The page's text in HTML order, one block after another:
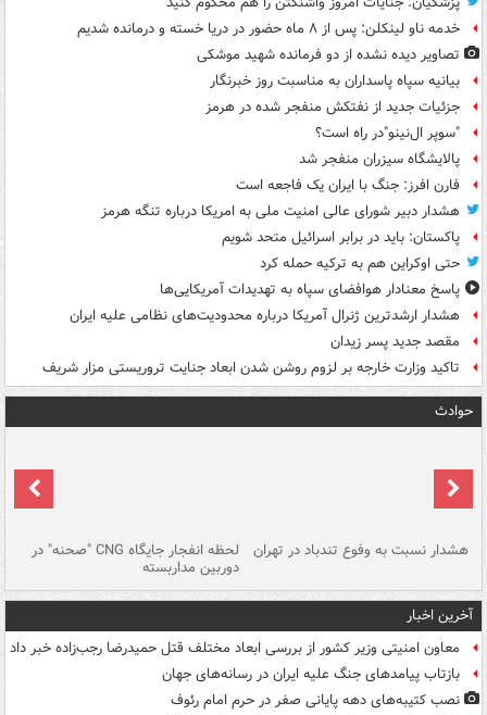
خدمه ناو لینکلن: پس از ۸ ماه حضور در دریا خسته و درمانده‌ شدیم
تصاویر دیده‌ نشده از دو فرمانده شهید موشکی
بیانیه سپاه پاسداران به مناسبت روز خبرنگار
جزئیات جدید از نفتکش منفجر شده در هرمز
"سوپر ال‌نینو"در راه است؟
پالایشگاه سیزران منفجر شد
فارن افرز: جنگ با ایران یک فاجعه است
هشدار دبیر شورای عالی امنیت ملی به امریکا درباره تنگه هرمز
پاکستان: باید در برابر اسرائیل متحد شویم
حتی اوکراین هم به ترکیه حمله کرد
پاسخ معنادار هوافضای سپاه به تهدیدات آمریکایی‌ها
هشدار ارشدترین ژنرال آمریکا درباره محدودیت‌های نظامی علیه ایران
مقصد جدید پسر زیدان
تاکید وزارت خارجه بر لزوم روشن شدن ابعاد جنایت تروریستی مزار شریف
حوادث
هشدار نسبت به وفوع تندباد در تهران لحظه انفجار جایگاه CNG "صحنه" در
دوربین مداربسته
آخرین اخبار
معاون امنیتی وزیر کشور از بررسی ابعاد مختلف قتل حمیدرضا رجب‌زاده خبر داد
بازتاب پیامدهای جنگ علیه ایران در رسانه‌های جهان
نصب کتیبه‌های دهه پایانی صفر در حرم امام رئوف